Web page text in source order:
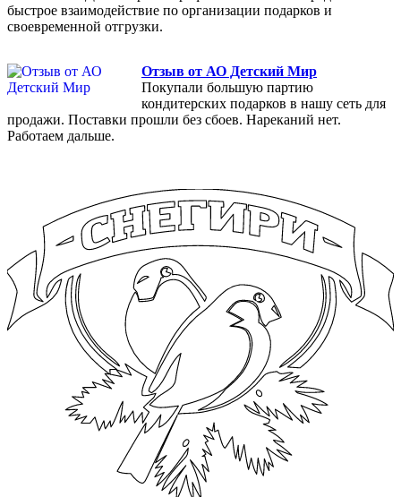
быстрое взаимодействие по организации подарков и
своевременной отгрузки.
Отзыв от АО Детский Мир
Покупали большую партию
кондитерских подарков в нашу сеть для
продажи. Поставки прошли без сбоев. Нареканий нет.
Работаем дальше.